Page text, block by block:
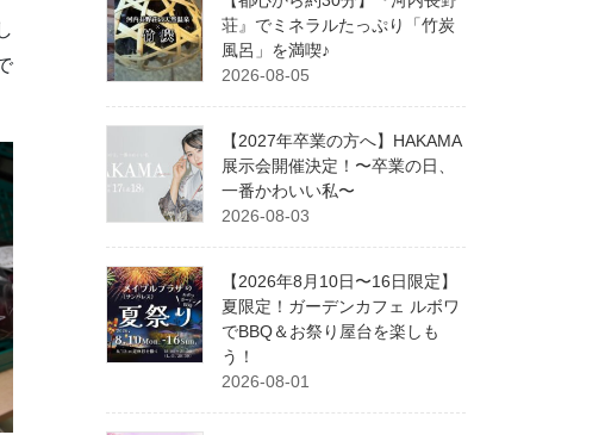
荘』でミネラルたっぷり「竹炭
風呂」を満喫♪
2026-08-05
【2027年卒業の方へ】HAKAMA
展示会開催決定！〜卒業の日、
一番かわいい私〜
2026-08-03
【2026年8月10日〜16日限定】
夏限定！ガーデンカフェ ルボワ
でBBQ＆お祭り屋台を楽しも
う！
2026-08-01